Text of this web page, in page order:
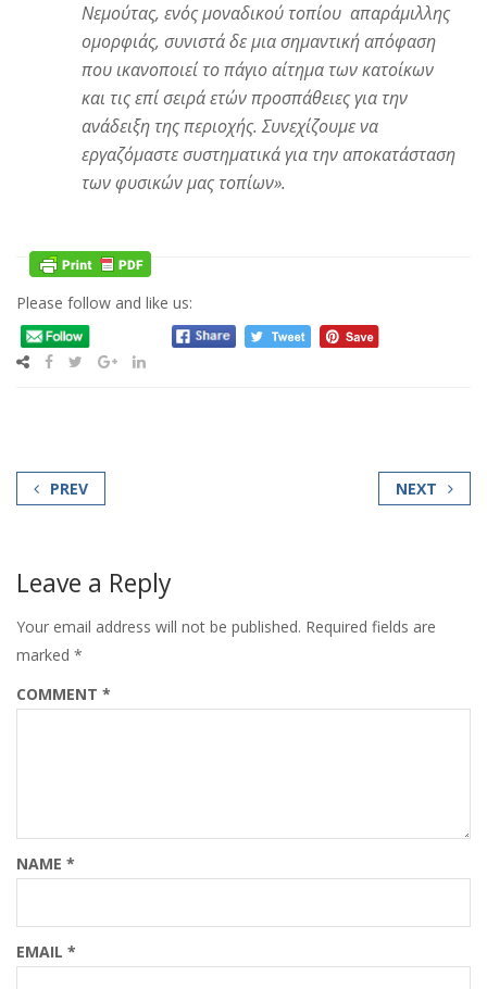
Νεμούτας, ενός μοναδικού τοπίου απαράμιλλης
ομορφιάς, συνιστάδε μια σημαντική απόφαση
που ικανοποιεί το πάγιο αίτημα των κατοίκων
και τιςεπί σειρά ετών προσπάθειες για την
ανάδειξη της περιοχής. Συνεχίζουμε να
εργαζόμαστε συστηματικά για την αποκατάσταση
των φυσικών μας τοπίων».
Please follow and like us:
PREV NEXT
Leave a Reply
Your email address will not be published. Required fields are
marked *
COMMENT *
NAME *
EMAIL *